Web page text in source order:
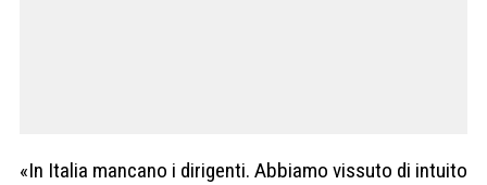
«In Italia mancano i dirigenti. Abbiamo vissuto di intuito